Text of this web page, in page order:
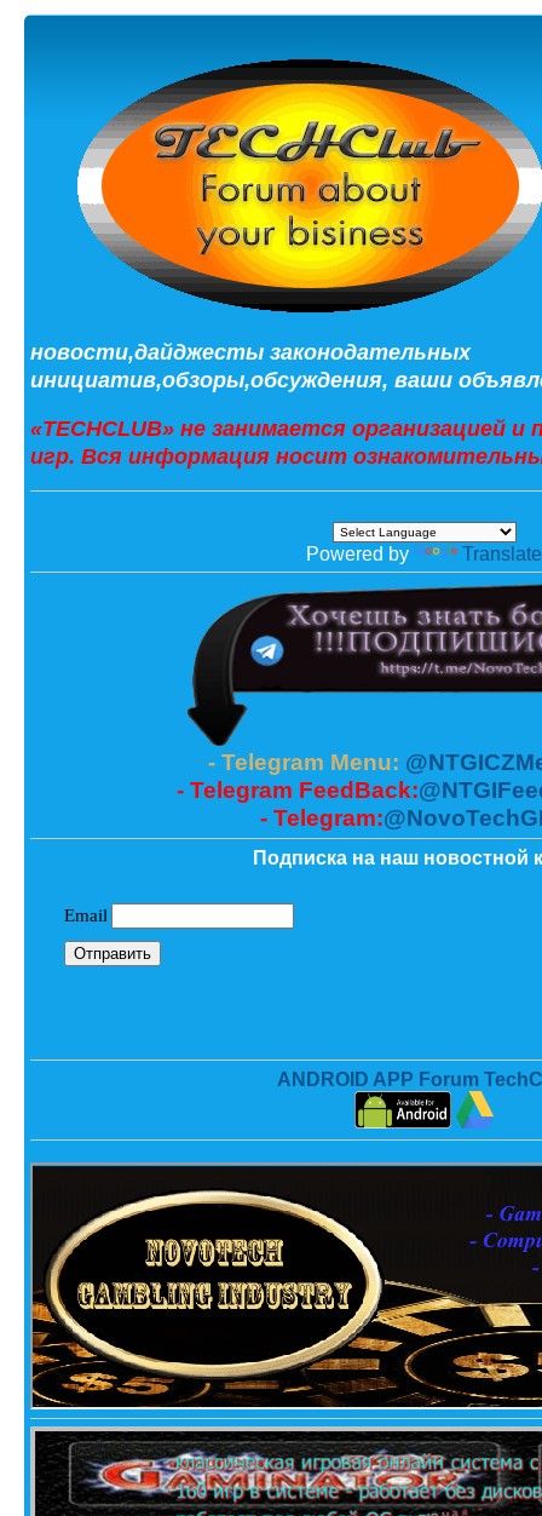
новости,дайджесты законодательных
инициатив,обзоры,обсуждения, ваши
«TECHCLUB» не занимается организацией
игр. Вся информация носит
Powered by Translate
- Telegram Menu:
- Telegram FeedBack:
- Telegram:
Подписка на наш новостной
ANDROID APP Forum